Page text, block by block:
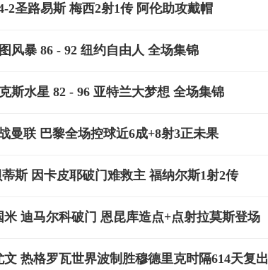
2圣路易斯 梅西2射1传 阿伦助攻戴帽
风暴 86 - 92 纽约自由人 全场集锦
斯水星 82 - 96 亚特兰大梦想 全场集锦
曼联 巴黎全场控球近6成+8射3正未果
斯 因卡皮耶破门难救主 福纳尔斯1射2传
米 迪马尔科破门 恩昆库造点+点射拉莫斯登场
热格罗瓦世界波制胜穆德里克时隔614天复出